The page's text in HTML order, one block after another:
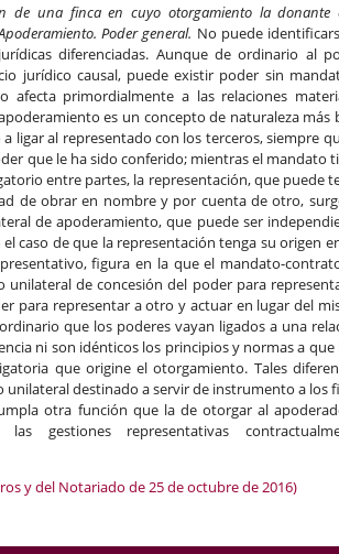
de una finca en cuyo otorgamiento la donante
Poder general. No puede
diferenciadas. Aunque de ordinario al
jurídico causal, puede existir poder sin
primordialmente a las relaciones
es un concepto de naturaleza más
ligar al representado con los terceros, siempre
que le ha sido conferido; mientras el mandato
entre partes, la representación, que puede
de obrar en nombre y por cuenta de otro,
de apoderamiento, que puede ser
caso de que la representación tenga su origen
figura en la que el mandato-
de concesión del poder para
para representar a otro y actuar en lugar del
que los poderes vayan ligados a una
ni son idénticos los principios y normas a que
que origine el otorgamiento. Tales
destinado a servir de instrumento a los
otra función que la de otorgar al
gestiones representativas
y del Notariado de 25 de octubre de 2016)